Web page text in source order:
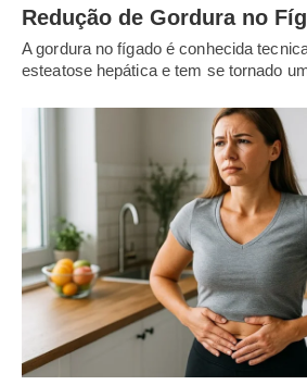
Redução de Gordura no
A gordura no fígado é conhecida
esteatose hepática e tem se tornado